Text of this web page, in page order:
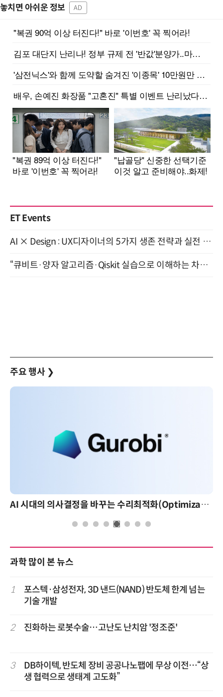
놓치면 아쉬운 정보 AD
ET Events
AI × Design : UX디자이너의 5가지 생존 전략과 실전 대응 8월 28일 개최
“큐비트·양자 알고리즘·Qiskit 실습으로 이해하는 차세대 컴퓨팅” (8/28)
주요 행사 ❯
AI 시대의 의사결정을 바꾸는 수리최적화(Optimization): 실제 산업 적용 사례와 활용 전략
과학 많이 본 뉴스
1
포스텍·삼성전자, 3D 낸드(NAND) 반도체 한계 넘는
기술 개발
2 진화하는 로봇수술…고난도 난치암 '정조준'
3
DB하이텍, 반도체 장비 공공나노팹에 무상 이전…“상
생 협력으로 생태계 고도화”